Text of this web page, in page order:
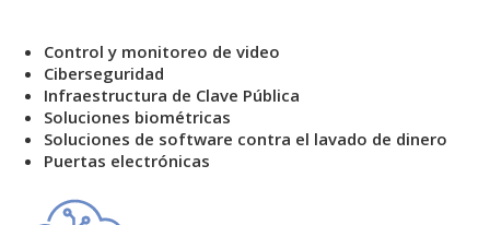
Control y monitoreo de video
Ciberseguridad
Infraestructura de Clave Pública
Soluciones biométricas
Soluciones de software contra el lavado de dinero
Puertas electrónicas